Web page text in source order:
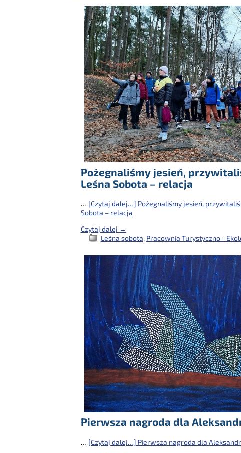
Pożegnaliśmy jesień,
Leśna Sobota – relacja
… [Czytaj dalej…] Pożegnaliśmy jesień,
Sobota – relacja
Czytaj dalej →
Leśna sobota, Pracownia Turystyczno -
Pierwsza nagroda dla
… [Czytaj dalej…] Pierwsza nagroda dla